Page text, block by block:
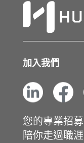
加入我們
您的專業招
陪你走過職